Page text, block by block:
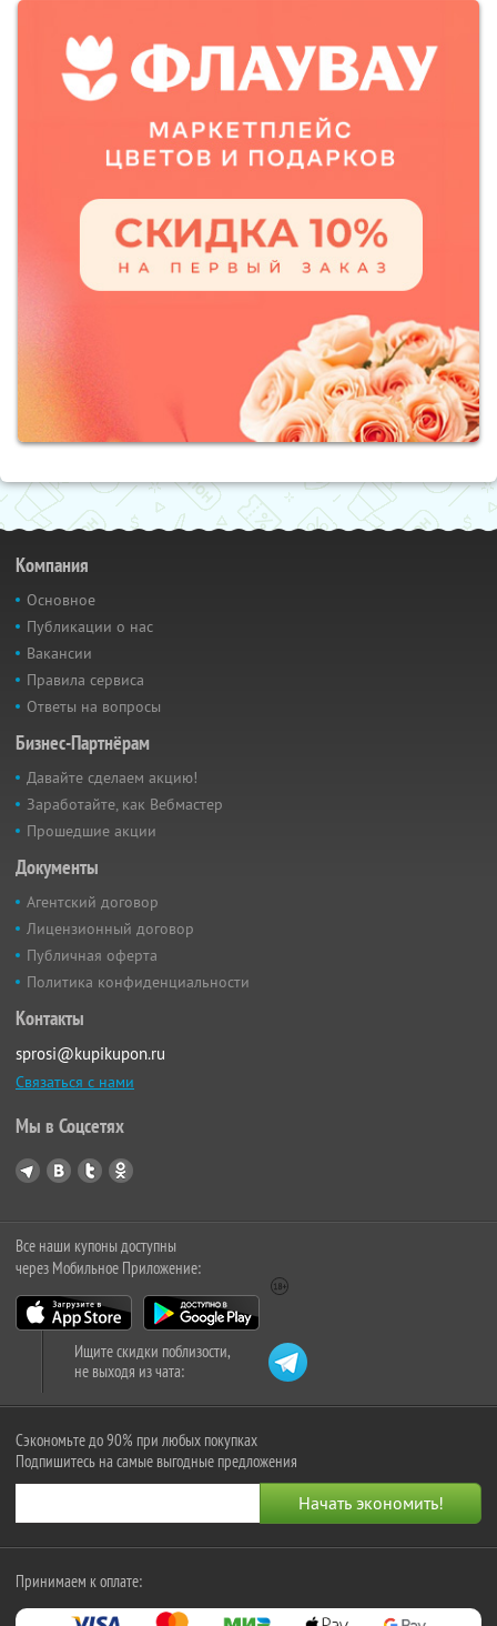
Компания
Основное
Публикации о нас
Вакансии
Правила сервиса
Ответы на вопросы
Бизнес-Партнёрам
Давайте сделаем акцию!
Заработайте, как Вебмастер
Прошедшие акции
Документы
Агентский договор
Лицензионный договор
Публичная оферта
Политика конфиденциальности
Контакты
sprosi@kupikupon.ru
Связаться с нами
Мы в Соцсетях
Все наши купоны доступны
через Мобильное Приложение:
Ищите скидки поблизости,
не выходя из чата:
Сэкономьте до 90% при любых покупках
Подпишитесь на самые выгодные предложения
Принимаем к оплате: